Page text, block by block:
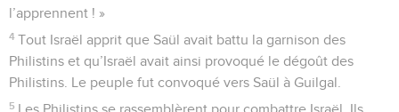
l’apprennent ! »
4 Tout Israël apprit que Saül avait battu la garnison des
Philistins et qu’Israël avait ainsi provoqué le dégoût des
Philistins. Le peuple fut convoqué vers Saül à Guilgal.
5 Les Philistins se rassemblèrent pour combattre Israël. Ils